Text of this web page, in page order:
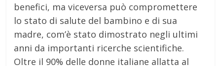
benefici, ma viceversa può compromettere
lo stato di salute del bambino e di sua
madre, com’è stato dimostrato negli ultimi
anni da importanti ricerche scientifiche.
Oltre il 90% delle donne italiane allatta al